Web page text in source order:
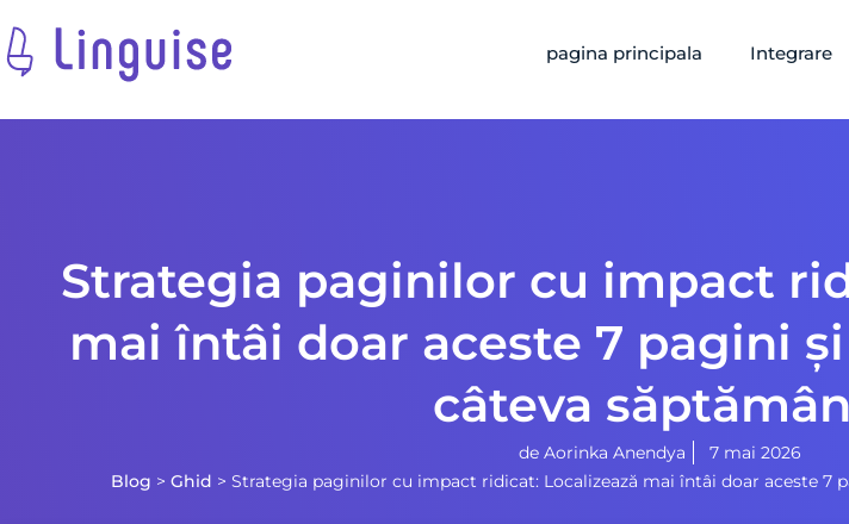
pagina principala Integrare
Strategia paginilor cu impact
mai întâi doar aceste 7 pagini
câteva
de Aorinka Anendya
7 mai 2026
Blog > Ghid > Strategia paginilor cu impact ridicat: Localizează mai întâi doar aceste 7